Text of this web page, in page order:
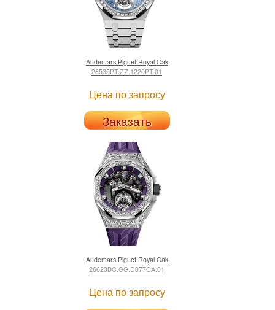
Audemars PiguetRoyal Oak
26535PT.ZZ.1220PT.01
Цена по запросу
Заказать
Audemars PiguetRoyal Oak
26623BC.GG.D077CA.01
Цена по запросу